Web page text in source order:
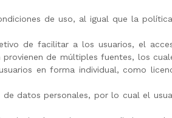
de uso, al igual que la
de facilitar a los usuarios, el
de múltiples fuentes, los
en forma individual, como
datos personales, por lo cual el